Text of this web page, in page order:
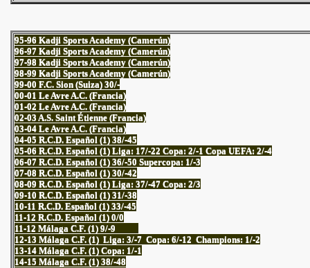
95-96 Kadji Sports Academy (Camerún)
96-97 Kadji Sports Academy (Camerún)
97-98 Kadji Sports Academy (Camerún)
98-99 Kadji Sports Academy (Camerún)
99-00 F.C. Sion (Suiza) 30/-
00-01 Le Avre A.C. (Francia)
01-02 Le Avre A.C. (Francia)
02-03 A.S. Saint Étienne (Francia)
03-04 Le Avre A.C. (Francia)
04-05 R.C.D. Español (1) 38/-45
05-06 R.C.D. Español (1) Liga: 17/-22 Copa: 2/-1 Copa UEFA: 2/-4
06-07 R.C.D. Español (1) 36/-50 Supercopa: 1/-3
07-08 R.C.D. Español (1) 30/-42
08-09 R.C.D. Español (1) Liga: 37/-47 Copa: 2/3
09-10 R.C.D. Español (1) 31/-38
10-11 R.C.D. Español (1) 33/-45
11-12 R.C.D. Español (1) 0/0
11-12 Málaga C.F. (1) 9/-9
12-13 Málaga C.F. (1) Liga: 3/-7 Copa: 6/-12 Champions: 1/-2
13-14 Málaga C.F. (1) Copa: 1/-1
14-15 Málaga C.F. (1) 38/-48